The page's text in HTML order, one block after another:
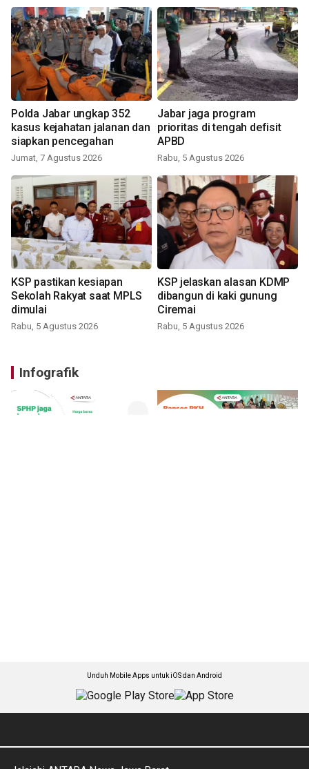
Polda Jabar ungkap 352
kasus kejahatan jalanan dan
siapkan pencegahan
Jumat, 7 Agustus 2026
Jabar jaga program
prioritas di tengah defisit
APBD
Rabu, 5 Agustus 2026
KSP pastikan kesiapan
Sekolah Rakyat saat MPLS
dimulai
Rabu, 5 Agustus 2026
KSP jelaskan alasan KDMP
dibangun di kaki gunung
Ciremai
Rabu, 5 Agustus 2026
Infografik
Unduh Mobile Apps untuk iOS dan Android